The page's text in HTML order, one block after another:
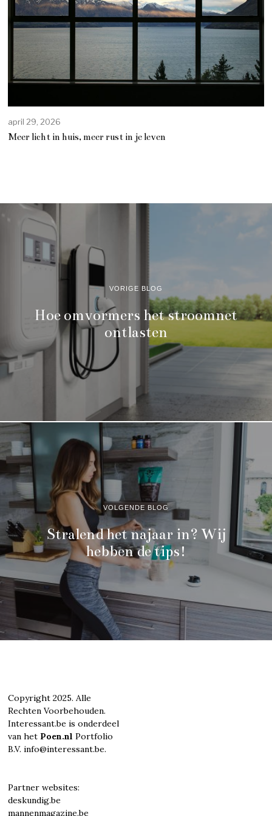
april 29, 2026
Meer licht in huis, meer rust in je leven
VORIGE BLOG
Hoe omvormers het stroomnet
ontlasten
VOLGENDE BLOG
Stralend het najaar in? Wij
hebben de tips!
Copyright 2025. Alle
Rechten Voorbehouden.
Interessant.be is onderdeel
van het Poen.nl Portfolio
B.V. info@interessant.be.
Partner websites:
deskundig.be
mannenmagazine.be